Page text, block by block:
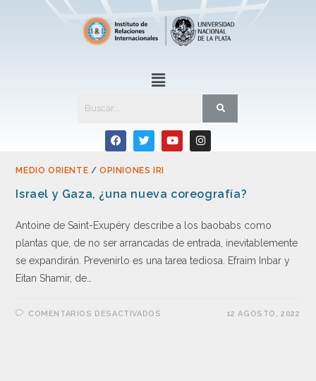
MEDIO ORIENTE /OPINIONES IRI
Israel y Gaza, ¿una nueva coreografía?
Antoine de Saint-Exupéry describe a los baobabs como
plantas que, de no ser arrancadas de entrada, inevitablemente
se expandirán. Prevenirlo es una tarea tediosa. Efraim Inbar y
Eitan Shamir, de…
COMENTARIOS DESACTIVADOS 12 AGOSTO, 2022